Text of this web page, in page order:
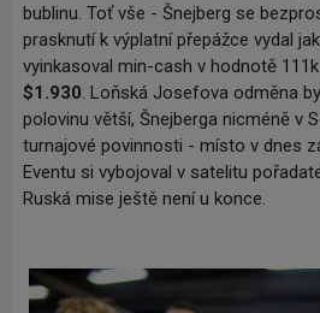
bublinu. Toť vše - Šnejberg se
prasknutí k výplatní přepážce vydal
vyinkasoval min-cash v hodnotě
$1.930. Loňská Josefova odměna
polovinu větší, Šnejberga nicméně v
turnajové povinnosti - místo v dnes
Eventu si vybojoval v satelitu
Ruská mise ještě není u konce.